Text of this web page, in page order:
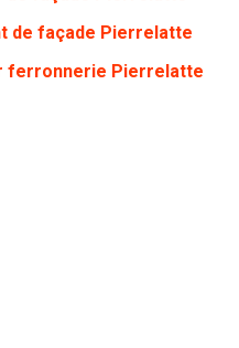
de façade Pierrelatte
ferronnerie Pierrelatte